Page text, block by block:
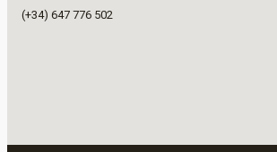
(+34) 647 776 502